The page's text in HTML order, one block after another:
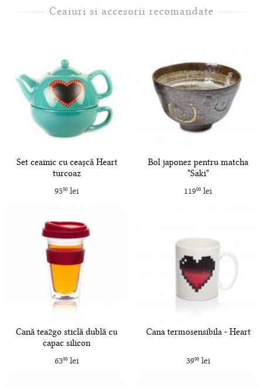
Ceaiuri si accesorii recomandate
Set ceainic cu ceașcă Heart
turcoaz
9500lei
Bol japonez pentru matcha
"Saki"
11900 lei
Cană tea2go sticlă dublă cu
capac silicon
6300lei
Cana termosensibila - Heart
3900lei